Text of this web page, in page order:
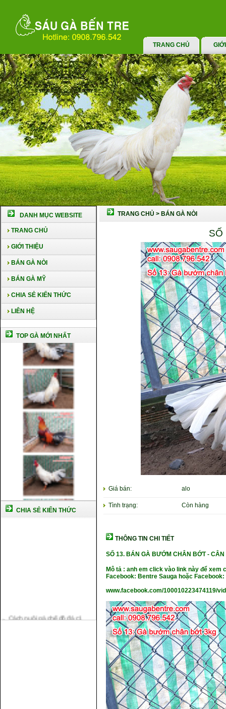
TRANG CHỦ
DANH MỤC WEBSITE
TRANG CHỦ
GIỚI THIỆU
BÁN GÀ NÒI
BÁN GÀ MỸ
CHIA SẺ KIẾN THỨC
LIÊN HỆ
TOP GÀ MỚI NHẤT
CHIA SẺ KIẾN THỨC
Cách nuôi gà đông tảo thuần
TRANG CHỦ > BÁN GÀ NÒI
SỐ
Giá bán: alo
Tình trạng: Còn hàng
THÔNG TIN CHI TIẾT
SỐ 13.BÁN GÀ BƯỚM CHÂN BỚT -CÂN
Mô tả : anh em click vào link này để
Facebook: Bentre Sauga hoặc Facebook:
www.facebook.com/100010223474119/